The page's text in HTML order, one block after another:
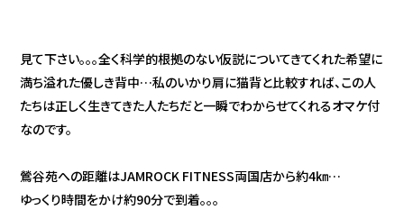
見て下さい。。。全く科学的根拠のない仮説についてきてくれた希望に
満ち溢れた優しき背中…私のいかり肩に猫背と比較すれば、この人
たちは正しく生きてきた人たちだと一瞬でわからせてくれるオマケ付
なのです。
鶯谷苑への距離はJAMROCK FITNESS両国店から約4㎞…
ゆっくり時間をかけ約90分で到着。。。